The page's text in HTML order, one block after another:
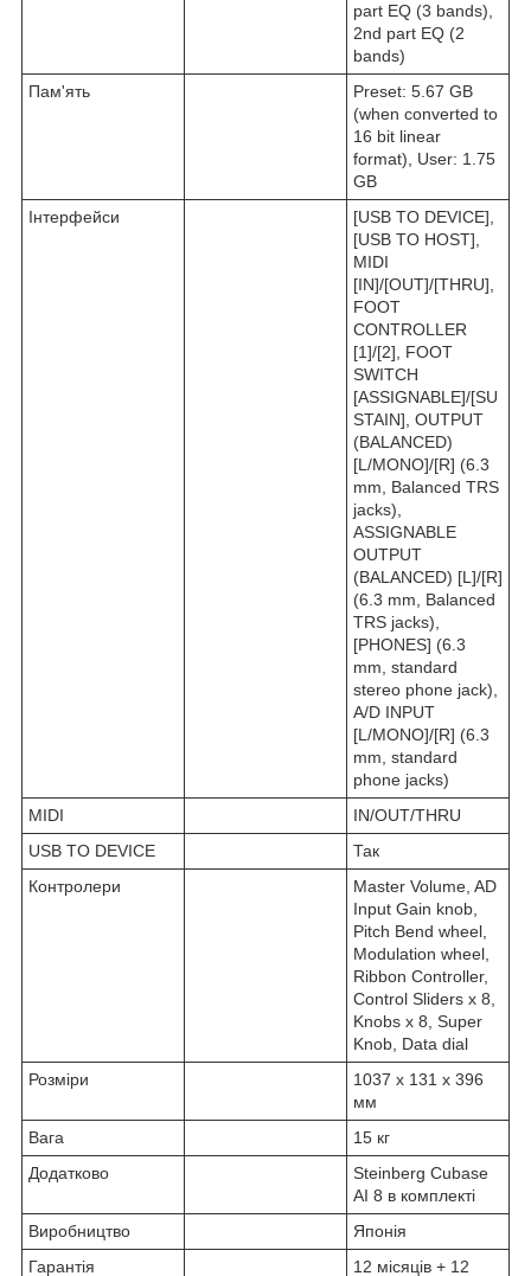
part EQ (3 bands),
2nd part EQ (2
bands)
Пам'ять
Preset: 5.67 GB
(when converted to
16 bit linear
format), User: 1.75
GB
Інтерфейси
[USB TO DEVICE],
[USB TO HOST],
MIDI
[IN]/[OUT]/[THRU],
FOOT
CONTROLLER
[1]/[2], FOOT
SWITCH
[ASSIGNABLE]/[SU
STAIN], OUTPUT
(BALANCED)
[L/MONO]/[R] (6.3
mm, Balanced TRS
jacks),
ASSIGNABLE
OUTPUT
(BALANCED) [L]/[R]
(6.3 mm, Balanced
TRS jacks),
[PHONES] (6.3
mm, standard
stereo phone jack),
A/D INPUT
[L/MONO]/[R] (6.3
mm, standard
phone jacks)
MIDI
IN/OUT/THRU
USB TO DEVICE
Так
Контролери
Master Volume, AD
Input Gain knob,
Pitch Bend wheel,
Modulation wheel,
Ribbon Controller,
Control Sliders x 8,
Knobs x 8, Super
Knob, Data dial
Розміри
1037 х 131 х 396
мм
Вага
15 кг
Додатково
Steinberg Cubase
AI 8 в комплекті
Виробництво
Японія
Гарантія
12 місяців + 12